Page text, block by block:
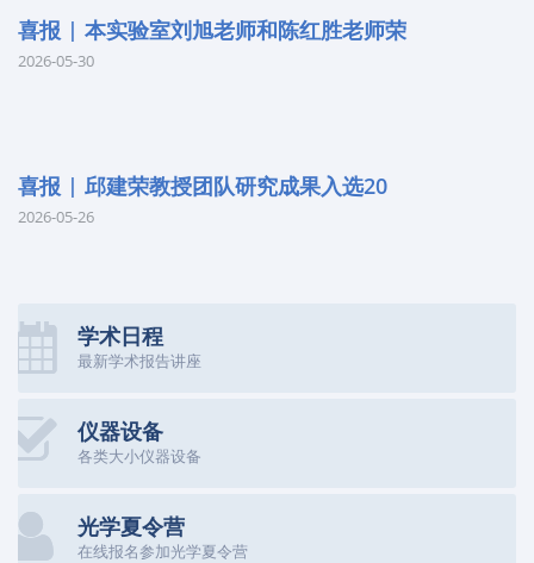
喜报 | 本实验室刘旭老师和陈红胜老师荣
2026-05-30
喜报 | 邱建荣教授团队研究成果入选20
2026-05-26
学术日程
最新学术报告讲座
仪器设备
各类大小仪器设备
光学夏令营
在线报名参加光学夏令营